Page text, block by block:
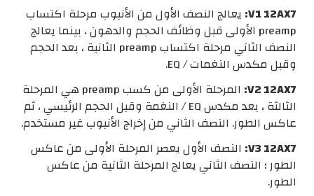
V1 12AX7: يعالج النصف الأول من الأنبوب مرحلة اكتساب
preamp الأولى قبل وظائف الحجم والدهون ، بينما يعالج
النصف الثاني مرحلة اكتساب preamp الثانية ، بعد الحجم
وقبل مكدس النغمات / EQ.
V2 12AX7:
المرحلة الأولى من كسب preamp هي المرحلة
الثالثة ، بعد مكدس EQ / النغمة وقبل الحجم الرئيسي ، ثم
عاكس الطور. النصف الثاني من إخراج الأنبوب غير مستخدم.
V3 12AX7: النصف الأول يعصر المرحلة الأولى من عاكس
الطور ؛ النصف الثاني يعالج المرحلة الثانية من عاكس
الطور.